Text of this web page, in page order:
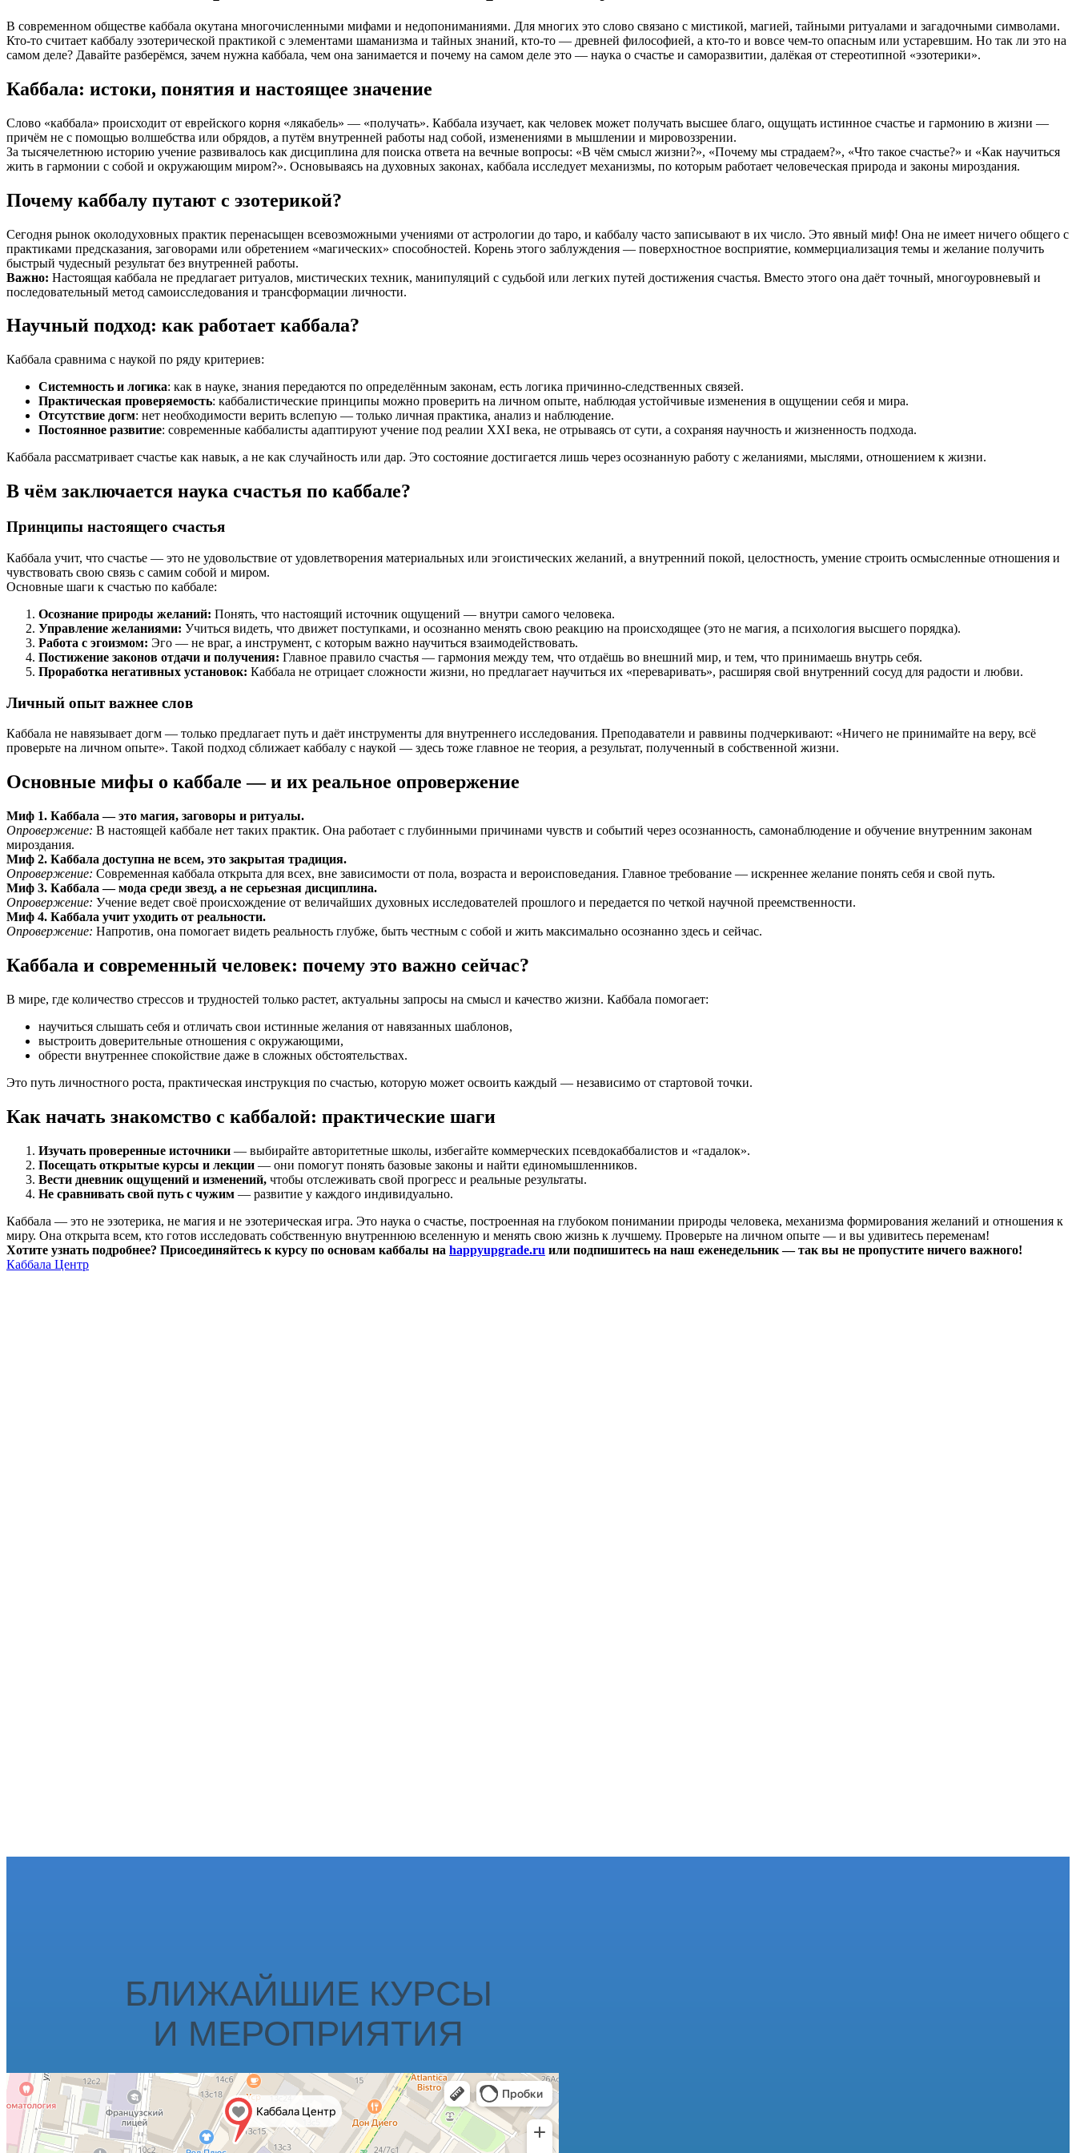
В современном обществе каббала окутана многочисленными мифами и недопониманиями. Для многих это слово связано с мистикой, магией, тайными ритуалами и загадочными символами.
Кто-то считает каббалу эзотерической практикой с элементами шаманизма и тайных знаний, кто-то — древней философией, а кто-то и вовсе чем-то опасным или устаревшим. Но так ли это на
самом деле? Давайте разберёмся, зачем нужна каббала, чем она занимается и почему на самом деле это — наука о счастье и саморазвитии, далёкая от стереотипной «эзотерики».
Каббала: истоки, понятия и настоящее значение
Слово «каббала» происходит от еврейского корня «лякабель» — «получать». Каббала изучает, как человек может получать высшее благо, ощущать истинное счастье и гармонию в жизни —
причём не с помощью волшебства или обрядов, а путём внутренней работы над собой, изменениями в мышлении и мировоззрении.
За тысячелетнюю историю учение развивалось как дисциплина для поиска ответа на вечные вопросы: «В чём смысл жизни?», «Почему мы страдаем?», «Что такое счастье?» и «Как научиться
жить в гармонии с собой и окружающим миром?». Основываясь на духовных законах, каббала исследует механизмы, по которым работает человеческая природа и законы мироздания.
Почему каббалу путают с эзотерикой?
Сегодня рынок околодуховных практик перенасыщен всевозможными учениями от астрологии до таро, и каббалу часто записывают в их число. Это явный миф! Она не имеет ничего общего с
практиками предсказания, заговорами или обретением «магических» способностей. Корень этого заблуждения — поверхностное восприятие, коммерциализация темы и желание получить
быстрый чудесный результат без внутренней работы.
Важно: Настоящая каббала не предлагает ритуалов, мистических техник, манипуляций с судьбой или легких путей достижения счастья. Вместо этого она даёт точный, многоуровневый и
последовательный метод самоисследования и трансформации личности.
Научный подход: как работает каббала?
Каббала сравнима с наукой по ряду критериев:
Системность и логика: как в науке, знания передаются по определённым законам, есть логика причинно-следственных связей.
Практическая проверяемость: каббалистические принципы можно проверить на личном опыте, наблюдая устойчивые изменения в ощущении себя и мира.
Отсутствие догм: нет необходимости верить вслепую — только личная практика, анализ и наблюдение.
Постоянное развитие: современные каббалисты адаптируют учение под реалии XXI века, не отрываясь от сути, а сохраняя научность и жизненность подхода.
Каббала рассматривает счастье как навык, а не как случайность или дар. Это состояние достигается лишь через осознанную работу с желаниями, мыслями, отношением к жизни.
В чём заключается наука счастья по каббале?
Принципы настоящего счастья
Каббала учит, что счастье — это не удовольствие от удовлетворения материальных или эгоистических желаний, а внутренний покой, целостность, умение строить осмысленные отношения и
чувствовать свою связь с самим собой и миром.
Основные шаги к счастью по каббале:
Осознание природы желаний: Понять, что настоящий источник ощущений — внутри самого человека.
Управление желаниями: Учиться видеть, что движет поступками, и осознанно менять свою реакцию на происходящее (это не магия, а психология высшего порядка).
Работа с эгоизмом: Эго — не враг, а инструмент, с которым важно научиться взаимодействовать.
Постижение законов отдачи и получения: Главное правило счастья — гармония между тем, что отдаёшь во внешний мир, и тем, что принимаешь внутрь себя.
Проработка негативных установок: Каббала не отрицает сложности жизни, но предлагает научиться их «переваривать», расширяя свой внутренний сосуд для радости и любви.
Личный опыт важнее слов
Каббала не навязывает догм — только предлагает путь и даёт инструменты для внутреннего исследования. Преподаватели и раввины подчеркивают: «Ничего не принимайте на веру, всё
проверьте на личном опыте». Такой подход сближает каббалу с наукой — здесь тоже главное не теория, а результат, полученный в собственной жизни.
Основные мифы о каббале — и их реальное опровержение
Миф 1. Каббала — это магия, заговоры и ритуалы.
Опровержение: В настоящей каббале нет таких практик. Она работает с глубинными причинами чувств и событий через осознанность, самонаблюдение и обучение внутренним законам
мироздания.
Миф 2. Каббала доступна не всем, это закрытая традиция.
Опровержение: Современная каббала открыта для всех, вне зависимости от пола, возраста и вероисповедания. Главное требование — искреннее желание понять себя и свой путь.
Миф 3. Каббала — мода среди звезд, а не серьезная дисциплина.
Опровержение: Учение ведет своё происхождение от величайших духовных исследователей прошлого и передается по четкой научной преемственности.
Миф 4. Каббала учит уходить от реальности.
Опровержение: Напротив, она помогает видеть реальность глубже, быть честным с собой и жить максимально осознанно здесь и сейчас.
Каббала и современный человек: почему это важно сейчас?
В мире, где количество стрессов и трудностей только растет, актуальны запросы на смысл и качество жизни. Каббала помогает:
научиться слышать себя и отличать свои истинные желания от навязанных шаблонов,
выстроить доверительные отношения с окружающими,
обрести внутреннее спокойствие даже в сложных обстоятельствах.
Это путь личностного роста, практическая инструкция по счастью, которую может освоить каждый — независимо от стартовой точки.
Как начать знакомство с каббалой: практические шаги
Изучать проверенные источники — выбирайте авторитетные школы, избегайте коммерческих псевдокаббалистов и «гадалок».
Посещать открытые курсы и лекции — они помогут понять базовые законы и найти единомышленников.
Вести дневник ощущений и изменений, чтобы отслеживать свой прогресс и реальные результаты.
Не сравнивать свой путь с чужим — развитие у каждого индивидуально.
Каббала — это не эзотерика, не магия и не эзотерическая игра. Это наука о счастье, построенная на глубоком понимании природы человека, механизма формирования желаний и отношения к
миру. Она открыта всем, кто готов исследовать собственную внутреннюю вселенную и менять свою жизнь к лучшему. Проверьте на личном опыте — и вы удивитесь переменам!
Хотите узнать подробнее? Присоединяйтесь к курсу по основам каббалы на happyupgrade.ru или подпишитесь на наш еженедельник — так вы не пропустите ничего важного!
Каббала Центр
БЛИЖАЙШИЕ КУРСЫ
И МЕРОПРИЯТИЯ